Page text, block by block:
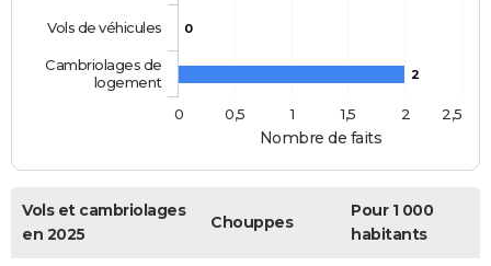
Nombre de faits
0
2
Vols de véhicules
Cambriolages de
logement
0
0,5 1 1,5 2 2,5
Vols et cambriolages
en 2025
Chouppes
Pour 1 000
habitants